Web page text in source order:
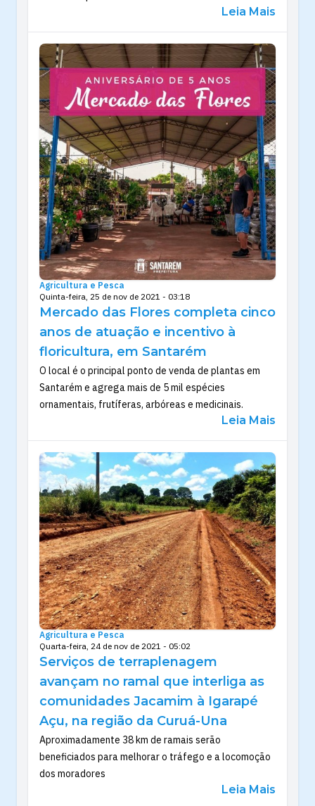
Leia Mais
Agricultura e Pesca
Quinta-feira, 25 de nov de 2021 - 03:18
Mercado das Flores completa cinco
anos de atuação e incentivo à
floricultura, em Santarém
O local é o principal ponto de venda de plantas em
Santarém e agrega mais de 5 mil espécies
ornamentais, frutíferas, arbóreas e medicinais.
Leia Mais
Agricultura e Pesca
Quarta-feira, 24 de nov de 2021 - 05:02
Serviços de terraplenagem
avançam no ramal que interliga as
comunidades Jacamim à Igarapé
Açu, na região da Curuá-Una
Aproximadamente 38 km de ramais serão
beneficiados para melhorar o tráfego e a locomoção
dos moradores
Leia Mais